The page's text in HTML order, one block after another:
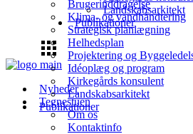
Landskabsarkitekt
Publikationer
Nyheder
Tegnestuen
Om os
Kontaktinfo
Brugerinddragelse
Klima- og vandhåndtering
Strategisk planlægning
Helhedsplan
Projektering og
Idéoplæg og program
Kirkegårds konsulent
Landskabsarkitekt
Publikationer